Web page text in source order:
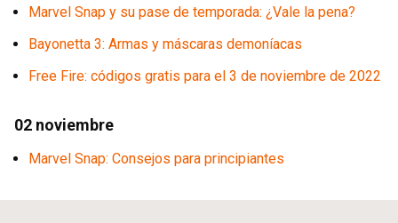
Marvel Snap y su pase de temporada: ¿Vale la pena?
Bayonetta 3: Armas y máscaras demoníacas
Free Fire: códigos gratis para el 3 de noviembre de 2022
02 noviembre
Marvel Snap: Consejos para principiantes